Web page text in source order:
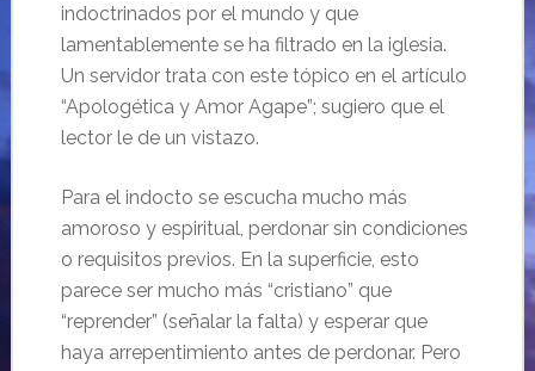
indoctrinados por el mundo y que
lamentablemente se ha filtrado en la iglesia.
Un servidor trata con este tópico en el artículo
“Apologética y Amor Agape”; sugiero que el
lector le de un vistazo.
Para el indocto se escucha mucho más
amoroso y espiritual, perdonar sin condiciones
o requisitos previos. En la superficie, esto
parece ser mucho más “cristiano” que
“reprender” (señalar la falta) y esperar que
haya arrepentimiento antes de perdonar. Pero